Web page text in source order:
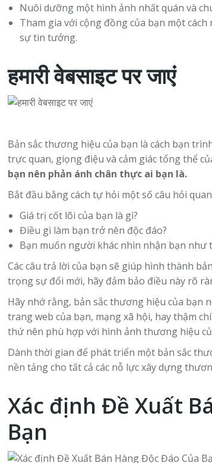
Nuôi dưỡng một hình ảnh nhất quán và
Tham gia với cộng đồng của bạn một
sự tin tưởng.
हमारी वेबसाइट पर जाएं
Bản sắc thương hiệu của bạn là cách bạn
trực quan, giọng điệu và cảm giác tổng thể
bạn nên phản ánh chân thực ai bạn là.
Bắt đầu bằng cách tự hỏi một số câu hỏi
Giá trị cốt lõi của bạn là gì?
Điều gì làm bạn trở nên độc đáo?
Bạn muốn người khác nhìn nhận bạn như
Các câu trả lời của bạn sẽ giúp hình thành
trọng sự đổi mới, hãy đảm bảo điều này rõ
Hãy nhớ rằng, bản sắc thương hiệu của bạn
trang web của bạn, mạng xã hội, hay thậm
thứ nên phù hợp với hình ảnh thương hiệu
Dành thời gian để phát triển một bản sắc
nền tảng cho tất cả các nỗ lực xây dựng
Xác định Đề Xuất
Bạn